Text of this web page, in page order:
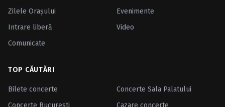
Zilele Oraşului
Evenimente
Intrare liberă
Video
Comunicate
TOP CĂUTĂRI
Bilete concerte
Concerte Sala Palatului
Concerte Bucuresti
Cazare concerte